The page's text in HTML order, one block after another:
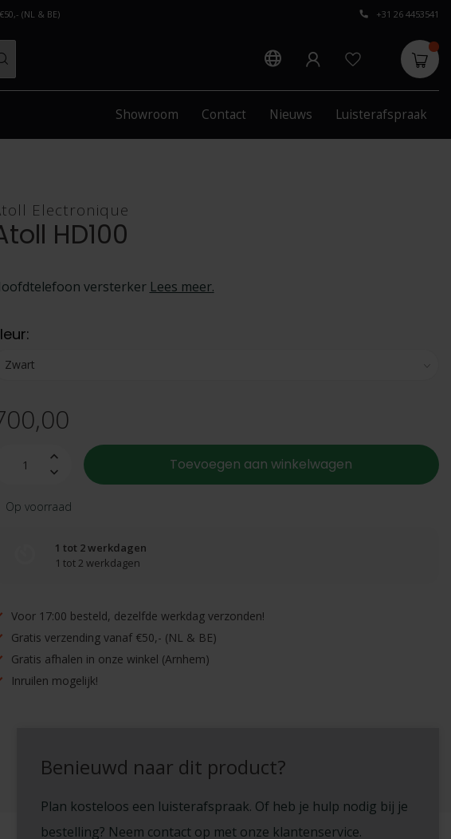
(NL & BE) +31 26 4453541
Showroom Contact Nieuws Luisterafspraak
Electronique
HD100
versterker Lees meer.
Toevoegen aan winkelwagen
Op voorraad
1 tot 2 werkdagen
1 tot 2 werkdagen
Voor 17:00 besteld, dezelfde werkdag verzonden!
Gratis verzending vanaf €50,- (NL & BE)
Gratis afhalen in onze winkel (Arnhem)
Inruilen mogelijk!
Benieuwd naar dit product?
Plan kosteloos een luisterafspraak. Of heb je hulp nodig bij je
bestelling? Neem contact op met onze klantenservice.